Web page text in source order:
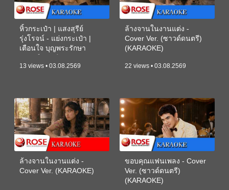
หิ้วกระเป๋า | แสงสุรีย์
รุ่งโรจน์ - แย่งกระเป๋า |
เตือนใจ บุญพระรักษา
13 views • 03.08.2569
ล้างจานในงานแต่ง -
Cover Ver. (ซาวด์ดนตรี)
(KARAOKE)
22 views • 03.08.2569
ล้างจานในงานแต่ง -
Cover Ver. (KARAOKE)
ขอบคุณแฟนเพลง - Cover
Ver. (ซาวด์ดนตรี)
(KARAOKE)